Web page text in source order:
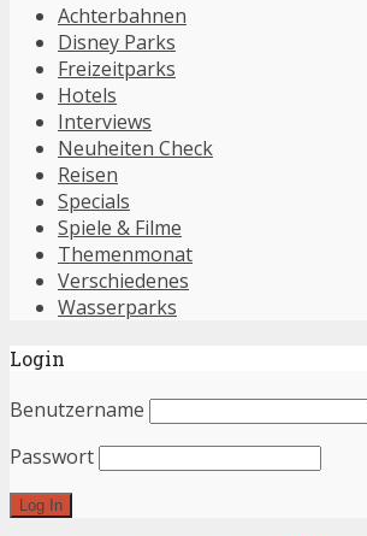
Achterbahnen
Disney Parks
Freizeitparks
Hotels
Interviews
Neuheiten Check
Reisen
Specials
Spiele & Filme
Themenmonat
Verschiedenes
Wasserparks
Login
Benutzername
Passwort